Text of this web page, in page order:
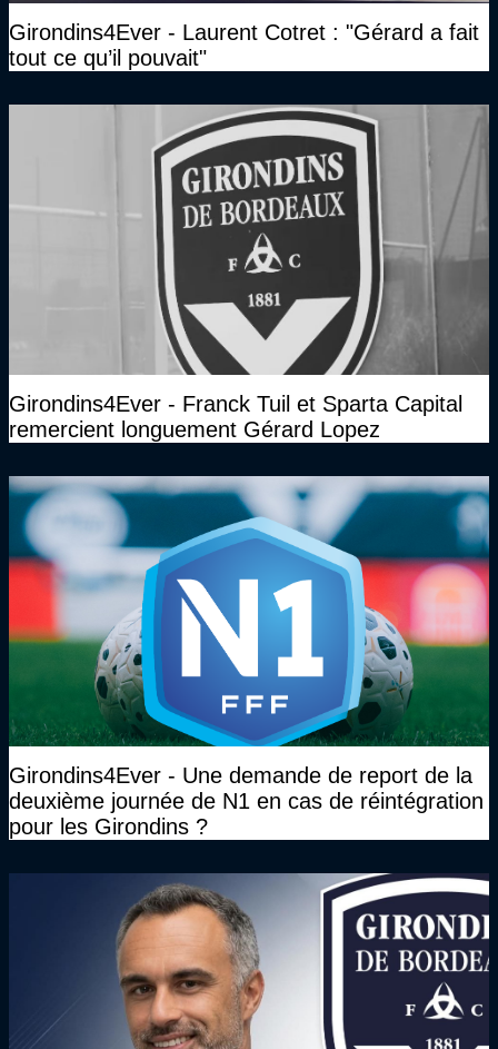
Girondins4Ever - Laurent Cotret : "Gérard a fait
tout ce qu’il pouvait"
Girondins4Ever - Franck Tuil et Sparta Capital
remercient longuement Gérard Lopez
Girondins4Ever - Une demande de report de la
deuxième journée de N1 en cas de réintégration
pour les Girondins ?